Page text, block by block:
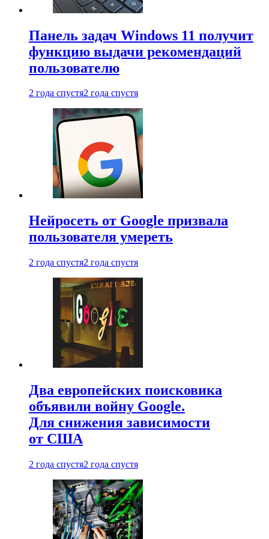
Панель задач Windows 11 получит
функцию выдачи рекомендаций
пользователю
2 года спустя2 года спустя
Нейросеть от Google призвала
пользователя умереть
2 года спустя2 года спустя
Два европейских поисковика
объявили войну Google.
Для снижения зависимости
от США
2 года спустя2 года спустя